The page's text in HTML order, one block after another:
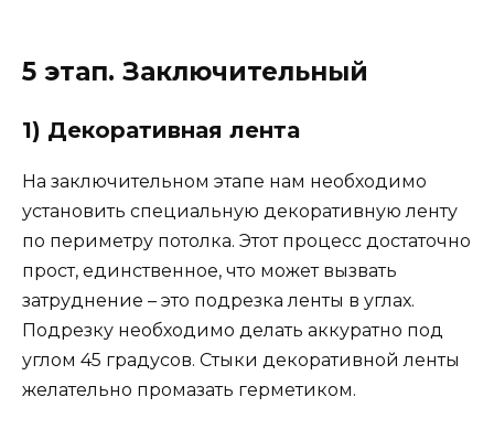
5 этап. Заключительный
1) Декоративная лента
На заключительном этапе нам необходимо
установить специальную декоративную ленту
по периметру потолка. Этот процесс достаточно
прост, единственное, что может вызвать
затруднение – это подрезка ленты в углах.
Подрезку необходимо делать аккуратно под
углом 45 градусов. Стыки декоративной ленты
желательно промазать герметиком.